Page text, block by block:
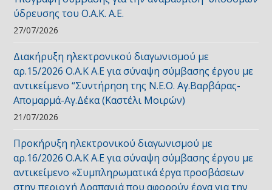
ύδρευσης του Ο.Α.Κ. Α.Ε.
27/07/2026
Διακήρυξη ηλεκτρονικού διαγωνισμού με
αρ.15/2026 Ο.Α.Κ Α.Ε για σύναψη σύμβασης έργου με
αντικείμενο “Συντήρηση της Ν.Ε.Ο. Αγ.Βαρβάρας-
Απομαρμά-Αγ.Δέκα (Καστέλι Μοιρών)
21/07/2026
Προκήρυξη ηλεκτρονικού διαγωνισμού με
αρ.16/2026 Ο.Α.Κ Α.Ε για σύναψη σύμβασης έργου με
αντικείμενο «Συμπληρωματικά έργα προσβάσεων
στην περιοχή Δραπανιά που αφορούν έργα για την